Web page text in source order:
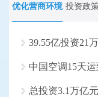
优化营商环境 投资政
中国空调15天
总投资3.1万亿